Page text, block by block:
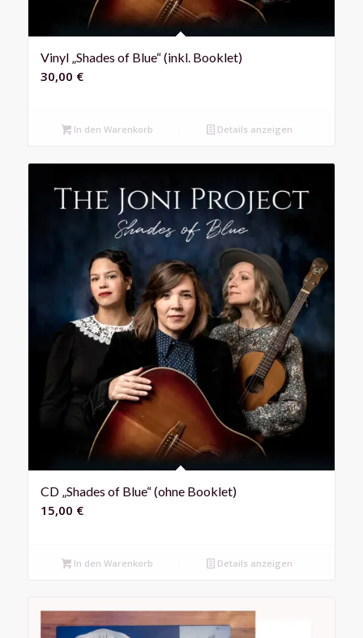
Vinyl „Shades of Blue“ (inkl. Booklet)
30,00 €
In den Warenkorb Details anzeigen
CD „Shades of Blue“ (ohne Booklet)
15,00 €
In den Warenkorb Details anzeigen